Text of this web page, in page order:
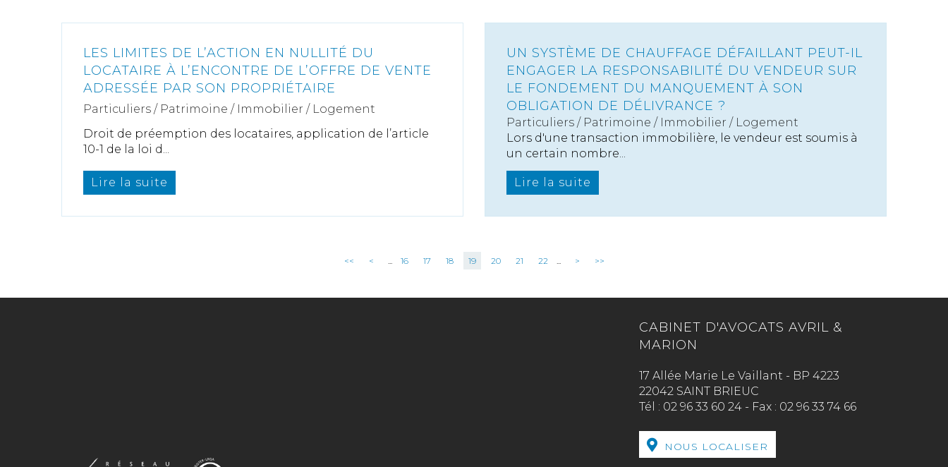
LES LIMITES DE L’ACTION EN NULLITÉ DU
LOCATAIRE À L’ENCONTRE DE L’OFFRE DE VENTE
ADRESSÉE PAR SON PROPRIÉTAIRE
Particuliers / Patrimoine / Immobilier / Logement
Droit de préemption des locataires, application de l’article
10-1 de la loi d...
Lire la suite
UN SYSTÈME DE CHAUFFAGE DÉFAILLANT PEUT-IL
ENGAGER LA RESPONSABILITÉ DU VENDEUR SUR
LE FONDEMENT DU MANQUEMENT À SON
OBLIGATION DE DÉLIVRANCE ?
Particuliers / Patrimoine / Immobilier / Logement
Lors d'une transaction immobilière, le vendeur est soumis à
un certain nombre...
Lire la suite
<< < ... 16 17 18 19 20 21 22 ... > >>
CABINET D'AVOCATS AVRIL &
MARION
17 Allée Marie Le Vaillant - BP 4223
22042 SAINT BRIEUC
Tél : 02 96 33 60 24 - Fax : 02 96 33 74 66
NOUS LOCALISER